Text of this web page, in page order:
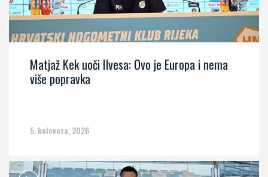
Matjaž Kek uoči Ilvesa: Ovo je Europa i nema
više popravka
5. kolovoza, 2026